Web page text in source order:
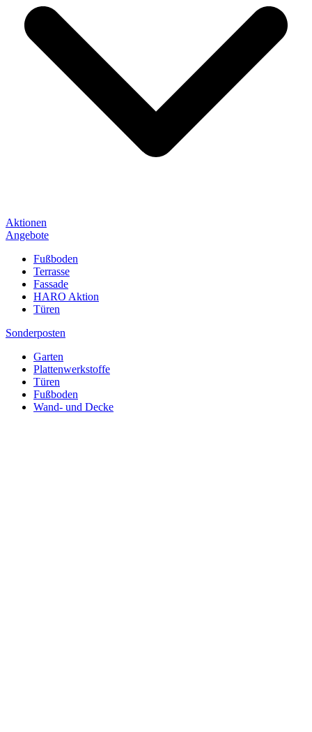
Aktionen
Angebote
Fußboden
Terrasse
Fassade
HARO Aktion
Türen
Sonderposten
Garten
Plattenwerkstoffe
Türen
Fußboden
Wand- und Decke